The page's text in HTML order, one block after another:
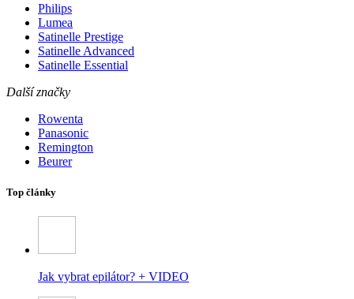
Philips
Lumea
Satinelle Prestige
Satinelle Advanced
Satinelle Essential
Další značky
Rowenta
Panasonic
Remington
Beurer
Top články
Jak vybrat epilátor? + VIDEO